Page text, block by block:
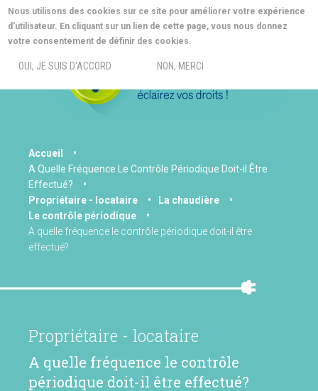
Nous utilisons des cookies sur ce site pour améliorer votre expérience
d'utilisateur. En cliquant sur un lien de cette page, vous nous donnez
votre consentement de définir des cookies.
OUI, JE SUIS D'ACCORD NON, MERCI
Aller
au
contenu
MENU
You
are
here
Accueil
A Quelle Fréquence Le Contrôle Périodique Doit-il Être
Effectué?
Propriétaire - locataire
La chaudière
Le contrôle périodique
A quelle fréquence le contrôle périodique doit-il être
effectué?
Propriétaire - locataire
A quelle fréquence le contrôle
périodique doit-il être effectué?